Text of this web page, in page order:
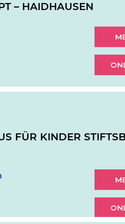
– HAIDHAUSEN
FÜR KINDER